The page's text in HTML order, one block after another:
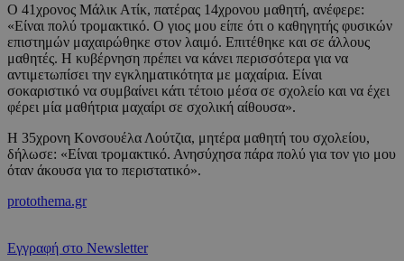
Ο 41χρονος Μάλικ Ατίκ, πατέρας 14χρονου μαθητή, ανέφερε:
«Είναι πολύ τρομακτικό. Ο γιος μου είπε ότι ο καθηγητής φυσικών
επιστημών μαχαιρώθηκε στον λαιμό. Επιτέθηκε και σε άλλους
μαθητές. Η κυβέρνηση πρέπει να κάνει περισσότερα για να
αντιμετωπίσει την εγκληματικότητα με μαχαίρια. Είναι
σοκαριστικό να συμβαίνει κάτι τέτοιο μέσα σε σχολείο και να έχει
φέρει μία μαθήτρια μαχαίρι σε σχολική αίθουσα».
Η 35χρονη Κονσουέλα Λούτζια, μητέρα μαθητή του σχολείου,
δήλωσε: «Είναι τρομακτικό. Ανησύχησα πάρα πολύ για τον γιο μου
όταν άκουσα για το περιστατικό».
protothema.gr
Εγγραφή στο Newsletter